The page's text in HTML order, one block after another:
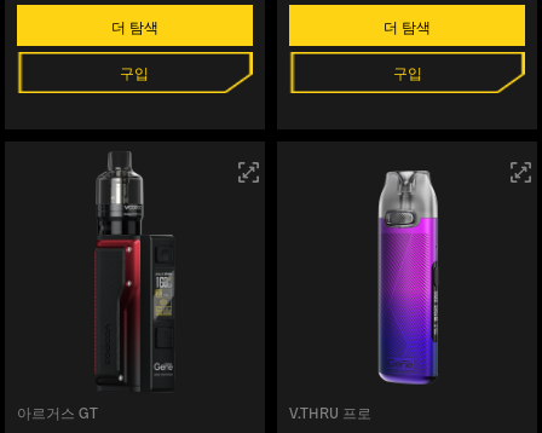
더 탐색
구입
더 탐색
구입
아르거스 GT V.THRU 프로